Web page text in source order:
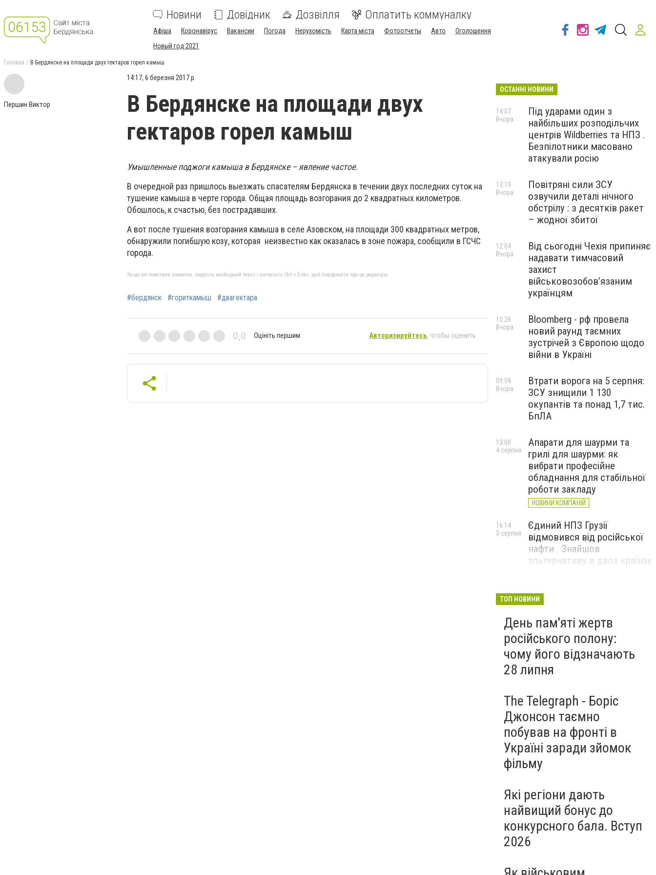
Новини Довідник Дозвілля Оплатить коммуналку
Афіша Коронавірус Вакансии Погода Нерухомість Карта міста Фотоотчеты Авто
Оголошення
Новый год 2021
Головна В Бердянске на площади двух гектаров горел камыш
Першин Виктор
14:17, 6 березня 2017 р.
В Бердянске на площади двух
гектаров горел камыш
Умышленные поджоги камыша в Бердянске – явление частое.
В очередной раз пришлось выезжать спасателям Бердянска в течении двух последних суток на
тушение камыша в черте города. Общая площадь возгорания до 2 квадратных километров.
Обошлось, к счастью, без пострадавших.
А вот после тушения возгорания камыша в селе Азовском, на площади 300 квадратных метров,
обнаружили погибшую козу, которая неизвестно как оказалась в зоне пожара, сообщили в ГСЧС
города.
Якщо ви помітили помилку, виділіть необхідний текст і натисніть Ctrl + Enter, щоб повідомити про це редакцію
#бердянск #гориткамыш #двагектара
0,0 Оцініть першим Авторизируйтесь, чтобы оценить
ОСТАННІ НОВИНИ
Під ударами один з
найбільших розподільчих
центрів Wildberries та НПЗ .
Безпілотники масовано
атакували росію
14:07
Вчора
Повітряні сили ЗСУ
озвучили деталі нічного
обстрілу : з десятків ракет
– жодної збитої
13:19
Вчора
Від сьогодні Чехія припиняє
надавати тимчасовий
захист
військовозобов’язаним
українцям
12:04
Вчора
Bloomberg - рф провела
новий раунд таємних
зустрічей з Європою щодо
війни в Україні
10:26
Вчора
Втрати ворога на 5 серпня:
ЗСУ знищили 1 130
окупантів та понад 1,7 тис.
БпЛА
09:59
Вчора
Апарати для шаурми та
грилі для шаурми: як
вибрати професійне
обладнання для стабільної
роботи закладу
НОВИНИ КОМПАНІЙ
13:00
4 серпня
Єдиний НПЗ Грузії
відмовився від російської
нафти . Знайшов
альтернативу в двох країнах
16:14
3 серпня
ЗСУ на Wildberries . 200 млрд
рф
3 серпня
ТОП НОВИНИ
День пам'яті жертв
російського полону:
чому його відзначають
28 липня
The Telegraph - Боріс
Джонсон таємно
побував на фронті в
Україні заради зйомок
фільму
Які регіони дають
найвищий бонус до
конкурсного бала. Вступ
2026